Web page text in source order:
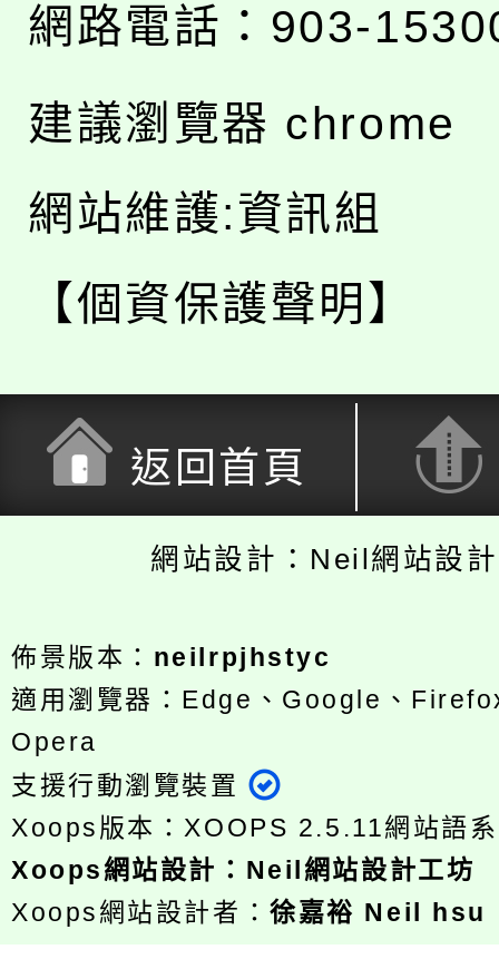
網路電話：903-
建議瀏覽器 chrome
網站維護:資訊組
【個資保護聲明】
返回首頁
網站設計：Neil網站設
佈景版本： neilrpjhstyc
適用瀏覽器：Edge、Google、
Opera
支援行動瀏覽裝置
Xoops版本： XOOPS 2.5.11網站語
Xoops網站設計 ： Neil網站設計工坊
Xoops網站設計者：徐嘉裕 Neil hsu